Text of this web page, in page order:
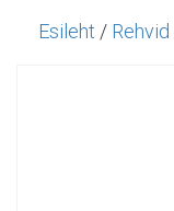
Esileht / Rehvid